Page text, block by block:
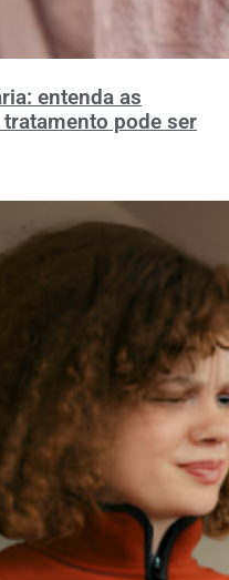
entenda as
pode ser